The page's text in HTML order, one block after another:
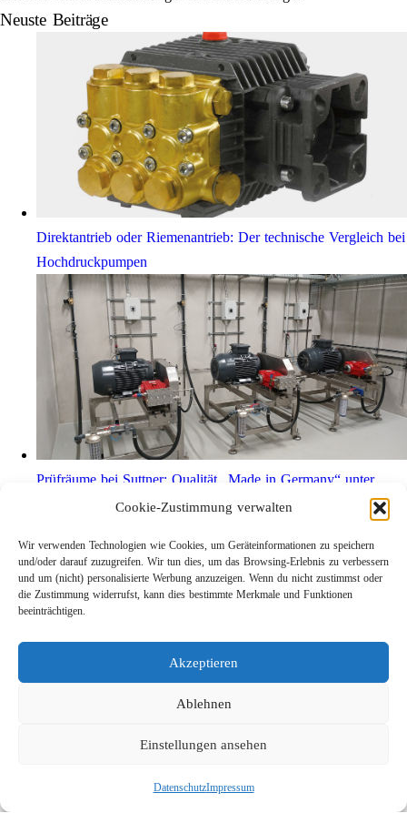
Cookie-Zustimmung verwalten
Wir verwenden Technologien wie Cookies, um Geräteinformationen zu speichern
und/oder darauf zuzugreifen. Wir tun dies, um das Browsing-Erlebnis zu verbessern
und um (nicht) personalisierte Werbung anzuzeigen. Wenn du nicht zustimmst oder
die Zustimmung widerrufst, kann dies bestimmte Merkmale und Funktionen
beeinträchtigen.
Akzeptieren
Ablehnen
Einstellungen ansehen
DatenschutzImpressum
Neuste Beiträge
Direktantrieb oder Riemenantrieb: Der technische Vergleich bei
Hochdruckpumpen
Prüfräume bei Suttner: Qualität „Made in Germany“ unter
realen Belastungsbedingungen